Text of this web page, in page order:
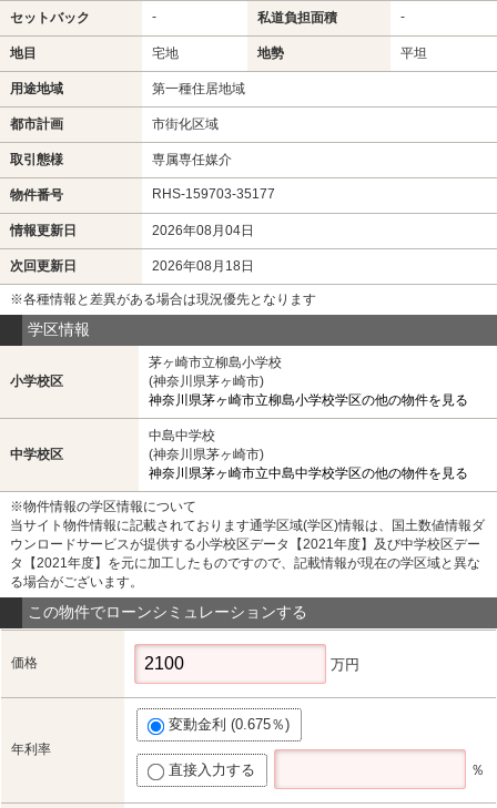
セットバック - 私道負担面積 -
地目 宅地 地勢 平坦
用途地域 第一種住居地域
都市計画 市街化区域
取引態様 専属専任媒介
物件番号 RHS-159703-35177
情報更新日 2026年08月04日
次回更新日 2026年08月18日
※各種情報と差異がある場合は現況優先となります
学区情報
小学校区
茅ヶ崎市立柳島小学校
(神奈川県茅ヶ崎市)
神奈川県茅ヶ崎市立柳島小学校学区の他の物件を見る
中学校区
中島中学校
(神奈川県茅ヶ崎市)
神奈川県茅ヶ崎市立中島中学校学区の他の物件を見る
※物件情報の学区情報について
当サイト物件情報に記載されております通学区域(学区)情報は、国土数値情報ダ
ウンロードサービスが提供する小学校区データ【2021年度】及び中学校区デー
タ【2021年度】を元に加工したものですので、記載情報が現在の学区域と異な
る場合がございます。
この物件でローンシミュレーションする
価格 万円
年利率
変動金利 (0.675％)
直接入力する ％